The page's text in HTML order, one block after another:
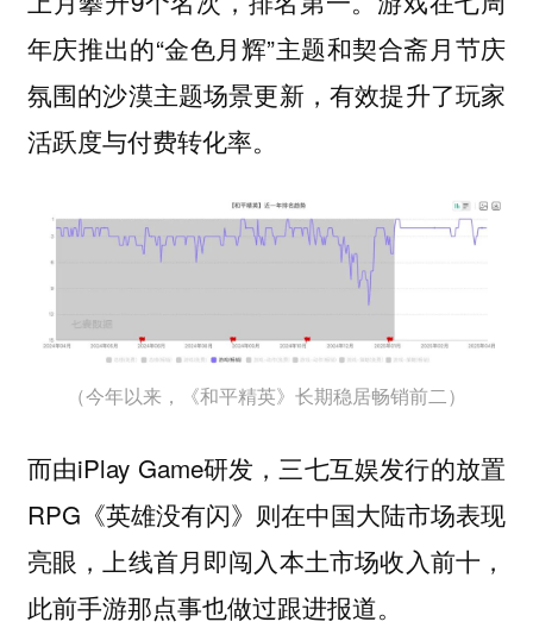
年庆推出的“金色月辉”主题和契合斋月节庆
氛围的沙漠主题场景更新，有效提升了玩家
活跃度与付费转化率。
（今年以来，《和平精英》长期稳居畅销前二）
而由iPlay Game研发，三七互娱发行的放置
RPG《英雄没有闪》则在中国大陆市场表现
亮眼，上线首月即闯入本土市场收入前十，
此前手游那点事也做过跟进报道。